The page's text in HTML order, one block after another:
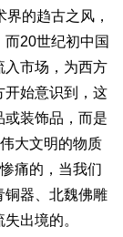
的趋古之风，
20世纪初中国
入市场，为西方
开始意识到，这
或装饰品，而是
大文明的物质
痛的，当我们
铜器、北魏佛雕
出境的。